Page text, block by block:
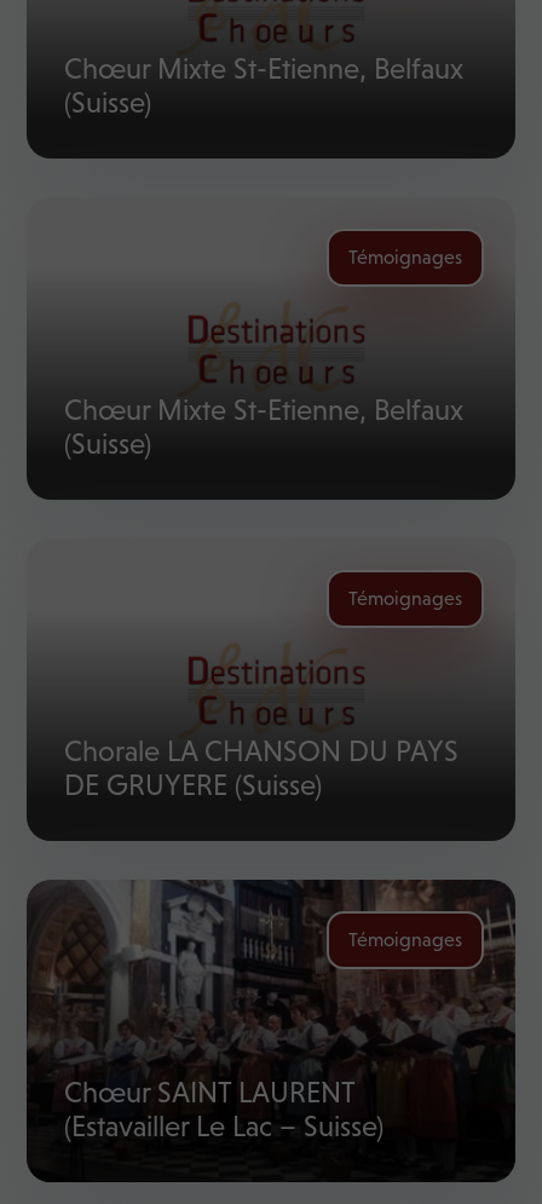
Chœur Mixte St-Etienne, Belfaux
(Suisse)
Témoignages
Chœur Mixte St-Etienne, Belfaux
(Suisse)
Témoignages
Chorale LA CHANSON DU PAYS
DE GRUYERE (Suisse)
Témoignages
Chœur SAINT LAURENT
(Estavailler Le Lac – Suisse)